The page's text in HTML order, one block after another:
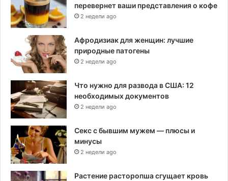
перевернет ваши представления о кофе
2 недели ago
Афродизиак для женщин: лучшие
природные патогены
2 недели ago
Что нужно для развода в США: 12
необходимых документов
2 недели ago
Секс с бывшим мужем — плюсы и
минусы
2 недели ago
Растение расторопша сгущает кровь